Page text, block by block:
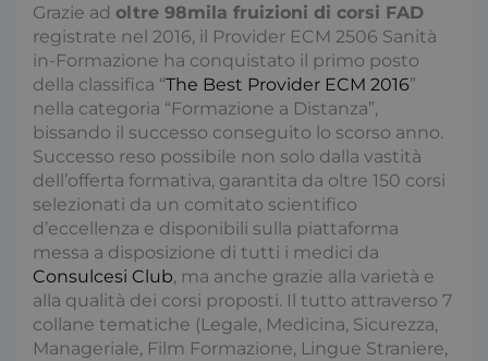
Grazie ad oltre 98mila fruizioni di corsi FAD
registrate nel 2016, il Provider ECM 2506 Sanità
in-Formazione ha conquistato il primo posto
della classifica “The Best Provider ECM 2016”
nella categoria “Formazione a Distanza”,
bissando il successo conseguito lo scorso anno.
Successo reso possibile non solo dalla vastità
dell’offerta formativa, garantita da oltre 150 corsi
selezionati da un comitato scientifico
d’eccellenza e disponibili sulla piattaforma
messa a disposizione di tutti i medici da
Consulcesi Club, ma anche grazie alla varietà e
alla qualità dei corsi proposti. Il tutto attraverso 7
collane tematiche (Legale, Medicina, Sicurezza,
Manageriale, Film Formazione, Lingue Straniere,